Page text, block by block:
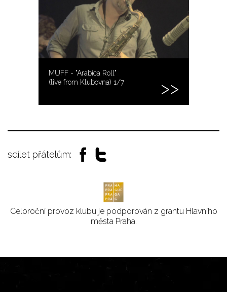
MUFF - "Arabica Roll"
(live from Klubovna) 1/7
sdílet přátelům:
Celoroční provoz klubu je podporován z grantu Hlavního
města Praha.